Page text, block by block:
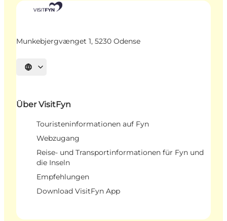
Munkebjergvænget 1, 5230 Odense
Sprache auswählen
Über VisitFyn
Touristeninformationen auf Fyn
Webzugang
Reise- und Transportinformationen für Fyn und
die Inseln
Empfehlungen
Download VisitFyn App